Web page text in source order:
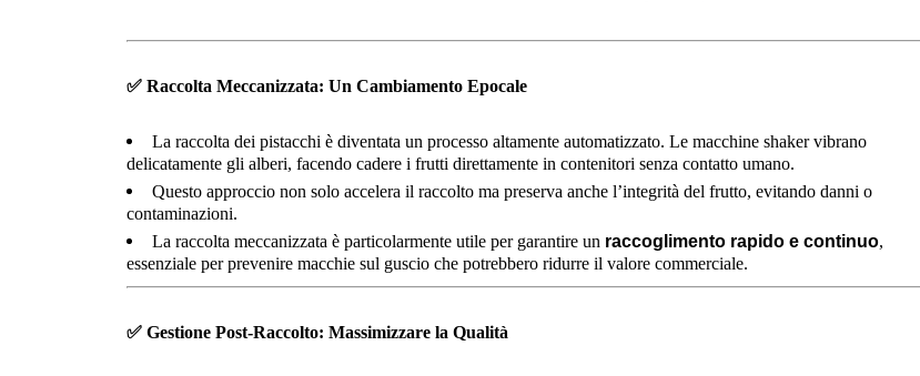
✅Raccolta Meccanizzata: Un Cambiamento Epocale
La raccolta dei pistacchi è diventata un processo altamente automatizzato. Le macchine shaker vibrano
delicatamente gli alberi, facendo cadere i frutti direttamente in contenitori senza contatto umano.
Questo approccio non solo accelera il raccolto ma preserva anche l’integrità del frutto, evitando danni o
contaminazioni.
La raccolta meccanizzata è particolarmente utile per garantire un raccoglimento rapido e continuo,
essenziale per prevenire macchie sul guscio che potrebbero ridurre il valore commerciale.
✅Gestione Post-Raccolto: Massimizzare la Qualità